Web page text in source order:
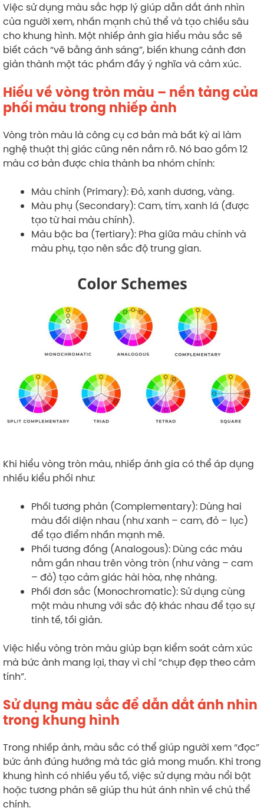
Việc sử dụng màu sắc hợp lý giúp dẫn dắt ánh nhìn
của người xem, nhấn mạnh chủ thể và tạo chiều sâu
cho khung hình. Một nhiếp ảnh gia hiểu màu sắc sẽ
biết cách “vẽ bằng ánh sáng”, biến khung cảnh đơn
giản thành một tác phẩm đầy ý nghĩa và cảm xúc.
Hiểu về vòng tròn màu – nền tảng của
phối màu trong nhiếp ảnh
Vòng tròn màu là công cụ cơ bản mà bất kỳ ai làm
nghệ thuật thị giác cũng nên nắm rõ. Nó bao gồm 12
màu cơ bản được chia thành ba nhóm chính:
Màu chính (Primary): Đỏ, xanh dương, vàng.
Màu phụ (Secondary): Cam, tím, xanh lá (được
tạo từ hai màu chính).
Màu bậc ba (Tertiary): Pha giữa màu chính và
màu phụ, tạo nên sắc độ trung gian.
Khi hiểu vòng tròn màu, nhiếp ảnh gia có thể áp dụng
nhiều kiểu phối như:
Phối tương phản (Complementary): Dùng hai
màu đối diện nhau (như xanh – cam, đỏ – lục)
để tạo điểm nhấn mạnh mẽ.
Phối tương đồng (Analogous): Dùng các màu
nằm gần nhau trên vòng tròn (như vàng – cam
– đỏ) tạo cảm giác hài hòa, nhẹ nhàng.
Phối đơn sắc (Monochromatic): Sử dụng cùng
một màu nhưng với sắc độ khác nhau để tạo sự
tinh tế, tối giản.
Việc hiểu vòng tròn màu giúp bạn kiểm soát cảm xúc
mà bức ảnh mang lại, thay vì chỉ “chụp đẹp theo cảm
tính”.
Sử dụng màu sắc để dẫn dắt ánh nhìn
trong khung hình
Trong nhiếp ảnh, màu sắc có thể giúp người xem “đọc”
bức ảnh đúng hướng mà tác giả mong muốn. Khi trong
khung hình có nhiều yếu tố, việc sử dụng màu nổi bật
hoặc tương phản sẽ giúp thu hút ánh nhìn về chủ thể
chính.